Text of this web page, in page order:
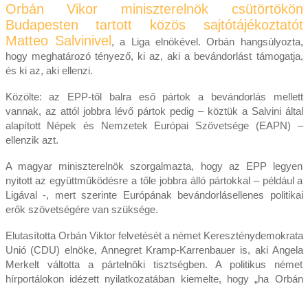
Orbán Vikor miniszterelnök csütörtökön
Budapesten tartott közös sajtótájékoztatót
Matteo Salvinivel , a Liga elnökével. Orbán hangsúlyozta,
hogy meghatározó tényező, ki az, aki a bevándorlást támogatja,
és ki az, aki ellenzi.
Közölte: az EPP-től balra eső pártok a bevándorlás mellett
vannak, az attól jobbra lévő pártok pedig – köztük a Salvini által
alapított Népek és Nemzetek Európai Szövetsége (EAPN) –
ellenzik azt.
A magyar miniszterelnök szorgalmazta, hogy az EPP legyen
nyitott az együttműködésre a tőle jobbra álló pártokkal – például a
Ligával -, mert szerinte Európának bevándorlásellenes politikai
erők szövetségére van szüksége.
Elutasította Orbán Viktor felvetését a német Kereszténydemokrata
Unió (CDU) elnöke, Annegret Kramp-Karrenbauer is, aki Angela
Merkelt váltotta a pártelnöki tisztségben. A politikus német
hírportálokon idézett nyilatkozatában kiemelte, hogy „ha Orbán